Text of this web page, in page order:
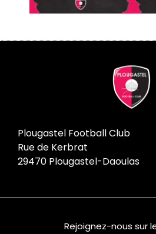
Plougastel Football Club
Rue de Kerbrat
29470 Plougastel-Daoulas
Rejoignez-nous sur